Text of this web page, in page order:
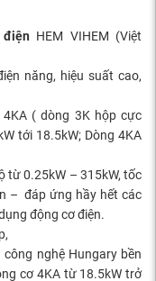
HEM VIHEM (Việt
năng, hiệu suất cao,
( dòng 3K hộp cực
tới 18.5kW; Dòng 4KA
từ 0.25kW – 315kW, tốc
– đáp ứng hầy hết các
động cơ điện.
nghệ Hungary bền
cơ 4KA từ 18.5kW trở